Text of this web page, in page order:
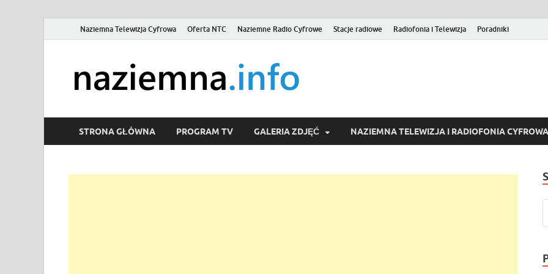
Naziemna Telewizja Cyfrowa Oferta NTC Naziemne Radio Cyfrowe Stacje radiowe Radiofonia i Telewizja Poradniki
Wideo online, VOD
STRONA GŁÓWNA PROGRAM TV GALERIA ZDJĘĆ NAZIEMNA TELEWIZJA I RADIOFONIA CYFROWA